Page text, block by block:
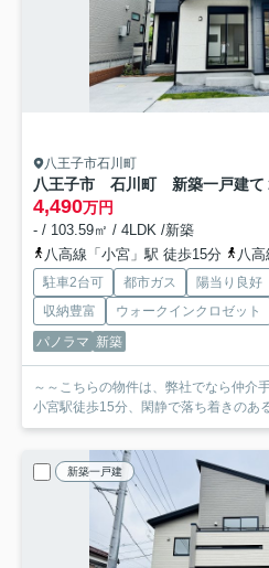
八王子市石川町
八王子市 石川町 新築一戸建て
4,490万円
- / 103.59㎡ / 4LDK /新築
八高線「小宮」駅 徒歩15分
八
駐車2台可 都市ガス 陽当り良好
収納豊富
ウォークインクロゼット
パノラマ 新築
～～こちらの物件は、弊社でなら仲介
小宮駅徒歩15分、閑静で落ち着きのあ
新築一戸建